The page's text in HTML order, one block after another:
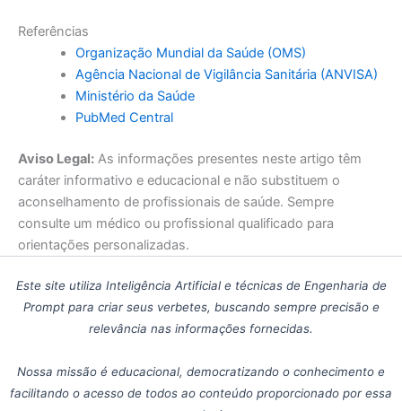
Referências
Organização Mundial da Saúde (OMS)
Agência Nacional de Vigilância Sanitária (ANVISA)
Ministério da Saúde
PubMed Central
Aviso Legal: As informações presentes neste artigo têm
caráter informativo e educacional e não substituem o
aconselhamento de profissionais de saúde. Sempre
consulte um médico ou profissional qualificado para
orientações personalizadas.
Este site utiliza Inteligência Artificial e técnicas de Engenharia de
Prompt para criar seus verbetes, buscando sempre precisão e
relevância nas informações fornecidas.
Nossa missão é educacional, democratizando o conhecimento e
facilitando o acesso de todos ao conteúdo proporcionado por essa